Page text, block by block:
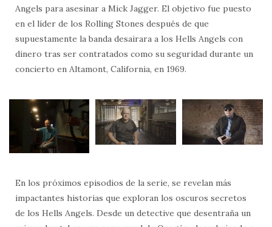
Angels para asesinar a Mick Jagger. El objetivo fue puesto
en el líder de los Rolling Stones después de que
supuestamente la banda desairara a los Hells Angels con
dinero tras ser contratados como su seguridad durante un
concierto en Altamont, California, en 1969.
En los próximos episodios de la serie, se revelan más
impactantes historias que exploran los oscuros secretos
de los Hells Angels. Desde un detective que desentraña un